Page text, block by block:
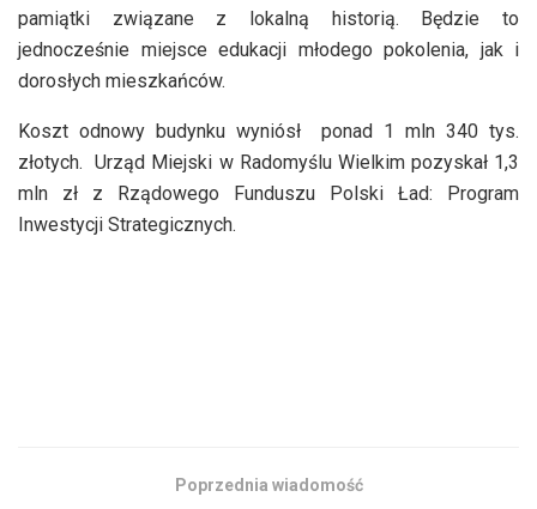
pamiątki związane z lokalną historią. Będzie to
jednocześnie miejsce edukacji młodego pokolenia, jak i
dorosłych mieszkańców.
Koszt odnowy budynku wyniósł ponad 1 mln 340 tys.
złotych. Urząd Miejski w Radomyślu Wielkim pozyskał 1,3
mln zł z Rządowego Funduszu Polski Ład: Program
Inwestycji Strategicznych.
Poprzednia wiadomość